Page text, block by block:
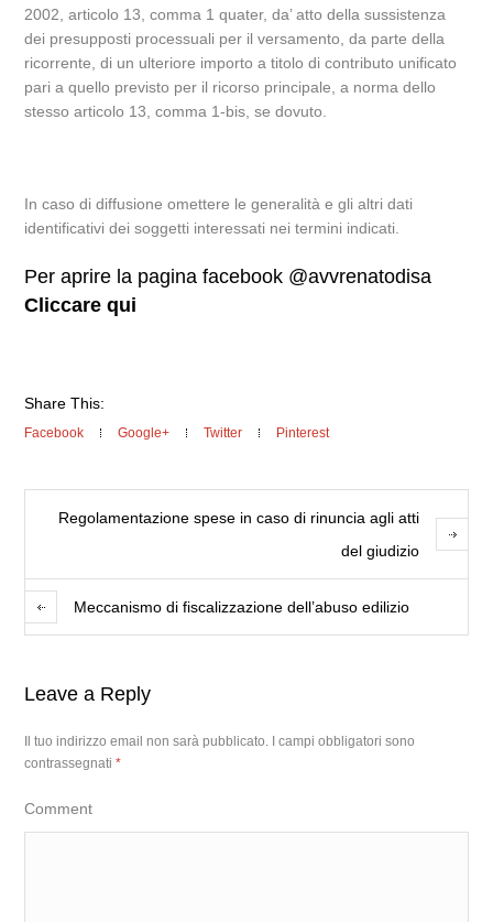
2002, articolo 13, comma 1 quater, da’ atto della sussistenza
dei presupposti processuali per il versamento, da parte della
ricorrente, di un ulteriore importo a titolo di contributo unificato
pari a quello previsto per il ricorso principale, a norma dello
stesso articolo 13, comma 1-bis, se dovuto.
In caso di diffusione omettere le generalità e gli altri dati
identificativi dei soggetti interessati nei termini indicati.
Per aprire la pagina facebook @avvrenatodisa
Cliccare qui
Share This:
Facebook Google+ Twitter Pinterest
Regolamentazione spese in caso di rinuncia agli atti
del giudizio
Meccanismo di fiscalizzazione dell’abuso edilizio
Leave a Reply
Il tuo indirizzo email non sarà pubblicato.
I campi obbligatori sono
contrassegnati*
Comment